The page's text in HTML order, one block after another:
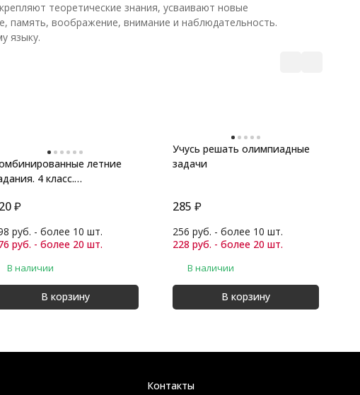
теоретические знания, усваивают новые
память, воображение, внимание и наблюдательность.
языку.
летние
4 класс.
₽
руб. - более 10 шт.
руб. - более 20 шт.
В наличии
В корзину
Учусь решать олимпиадные
задачи
285 ₽
256 руб. - более 10 шт.
228 руб. - более 20 шт.
В наличии
В корзину
Контакты